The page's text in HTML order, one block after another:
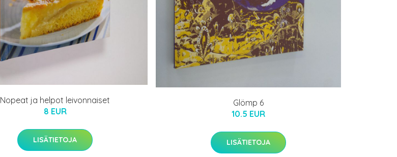
Nopeat ja helpot leivonnaiset
8 EUR
LISÄTIETOJA
Glömp 6
10.5 EUR
LISÄTIETOJA